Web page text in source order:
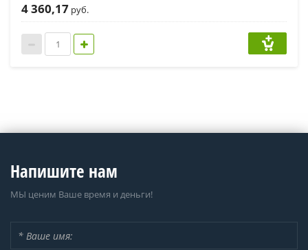
4 360,17 руб.
Напишите нам
МЫ ценим Ваше время и деньги!